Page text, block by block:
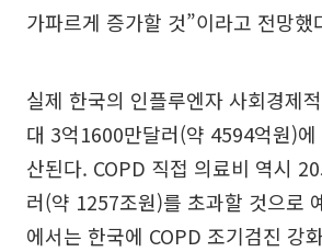
가파르게 증가할 것”이라고 전망했
실제 한국의 인플루엔자 사회경제
대 3억1600만달러(약 4594억원)
산된다. COPD 직접 의료비 역시
러(약 1257조원)를 초과할 것으로
에서는 한국에 COPD 조기검진 강